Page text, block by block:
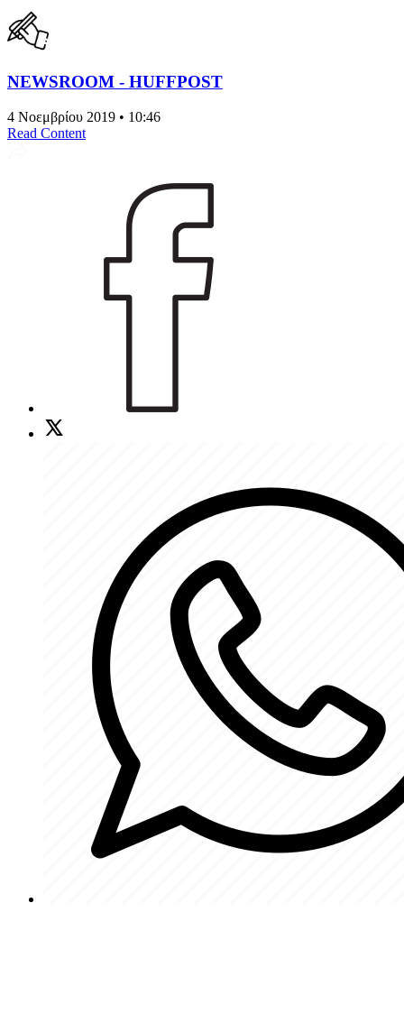
NEWSROOM - HUFFPOST
4 Νοεμβρίου 2019 • 10:46
Read Content